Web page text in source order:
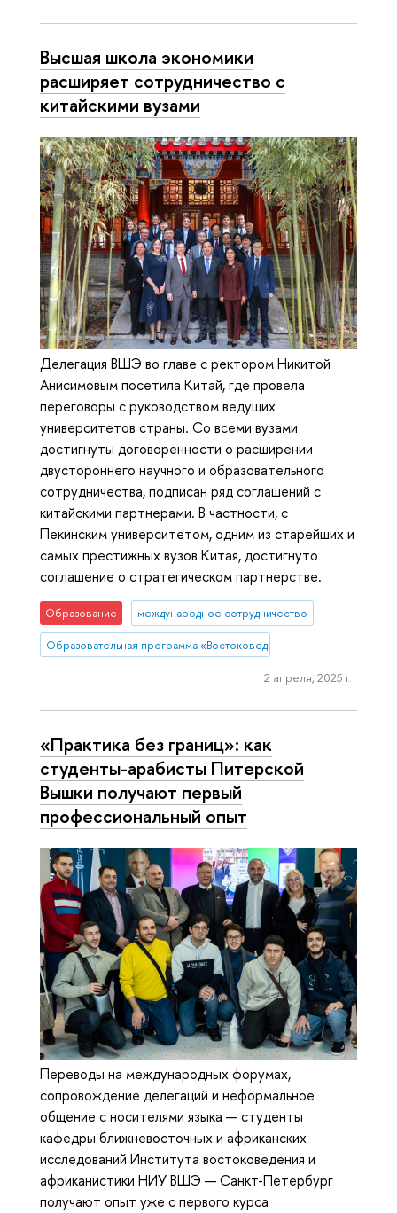
Высшая школа экономики
расширяет сотрудничество с
китайскими вузами
Делегация ВШЭ во главе с ректором Никитой
Анисимовым посетила Китай, где провела
переговоры с руководством ведущих
университетов страны. Со всеми вузами
достигнуты договоренности о расширении
двустороннего научного и образовательного
сотрудничества, подписан ряд соглашений с
китайскими партнерами. В частности, с
Пекинским университетом, одним из старейших и
самых престижных вузов Китая, достигнуто
соглашение о стратегическом партнерстве.
Образование международное сотрудничество
Образовательная программа «Востоковедение»
2 апреля, 2025 г.
«Практика без границ»: как
студенты-арабисты Питерской
Вышки получают первый
профессиональный опыт
Переводы на международных форумах,
сопровождение делегаций и неформальное
общение с носителями языка — студенты
кафедры ближневосточных и африканских
исследований Института востоковедения и
африканистики НИУ ВШЭ — Санкт-Петербург
получают опыт уже с первого курса